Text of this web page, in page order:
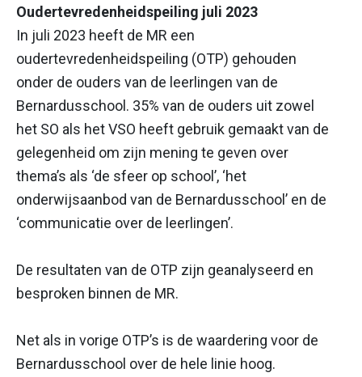
Oudertevredenheidspeiling juli 2023
In juli 2023 heeft de MR een
oudertevredenheidspeiling (OTP) gehouden
onder de ouders van de leerlingen van de
Bernardusschool. 35% van de ouders uit zowel
het SO als het VSO heeft gebruik gemaakt van de
gelegenheid om zijn mening te geven over
thema’s als ‘de sfeer op school’, ‘het
onderwijsaanbod van de Bernardusschool’ en de
‘communicatie over de leerlingen’.
De resultaten van de OTP zijn geanalyseerd en
besproken binnen de MR.
Net als in vorige OTP’s is de waardering voor de
Bernardusschool over de hele linie hoog.